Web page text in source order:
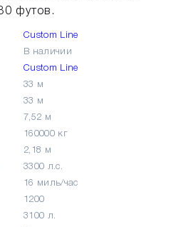
футов.
Custom Line
В наличии
Custom Line
33 м
33 м
7,52 м
160000 кг
2,18 м
3300 л.с.
16 миль/час
1200
3100 л.